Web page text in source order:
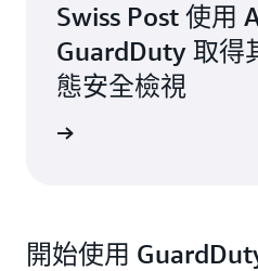
Swiss Post 使用
GuardDuty 取得
態安全檢視
開始使用